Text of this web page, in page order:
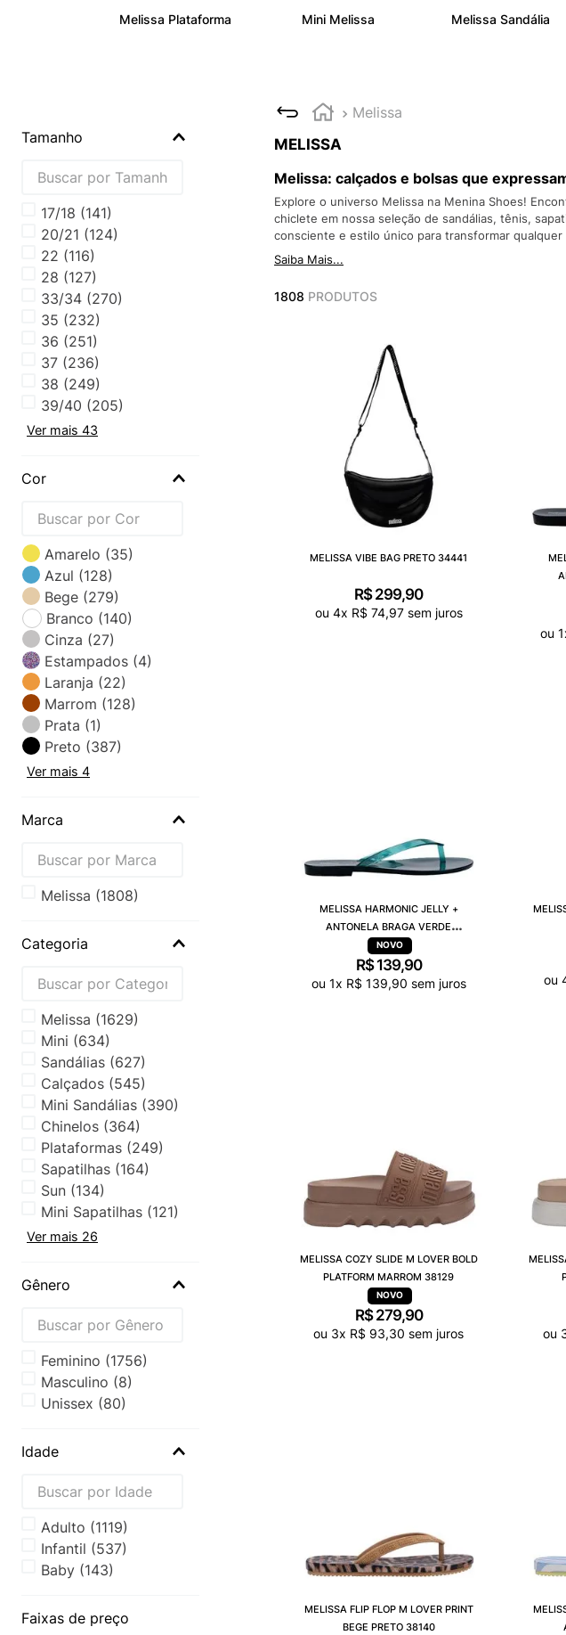
Melissa Plataforma Mini Melissa Melissa Sandália
Tamanho
17/18 (141)
20/21 (124)
22 (116)
28 (127)
33/34 (270)
35 (232)
36 (251)
37 (236)
38 (249)
39/40 (205)
Ver mais 43
Cor
Amarelo (35)
Azul (128)
Bege (279)
Branco (140)
Cinza (27)
Estampados (4)
Laranja (22)
Marrom (128)
Prata (1)
Preto (387)
Ver mais 4
Marca
melissa (1808)
Categoria
Melissa (1629)
Mini (634)
Sandálias (627)
Calçados (545)
Mini Sandálias (390)
Chinelos (364)
Plataformas (249)
Sapatilhas (164)
Sun (134)
Mini Sapatilhas (121)
Ver mais 26
Gênero
Feminino (1756)
Masculino (8)
Unissex (80)
Idade
Adulto (1119)
Infantil (537)
Baby (143)
Faixas de preço
Melissa
MELISSA
Melissa: calçados e bolsas que
Explore o universo Melissa na Menina Shoes!
chiclete em nossa seleção de sandálias, tênis,
consciente e estilo único para transformar qualquer
Saiba Mais...
1808 PRODUTOS
MELISSA VIBE BAG PRETO 34441
R$299,90
ou 4x R$ 74,97sem juros
ou1
MELISSA HARMONIC JELLY +
ANTONELA BRAGA VERDE
TRANSPARENTE 38263
R$ 139,90
ou 1x R$ 139,90 sem juros ou
MELISSA COZY SLIDE M LOVER BOLD
PLATFORM MARROM 38129
R$ 279,90
ou 3x R$ 93,30 sem juros ou
MELISSA FLIP FLOP M LOVER PRINT
BEGE PRETO 38140